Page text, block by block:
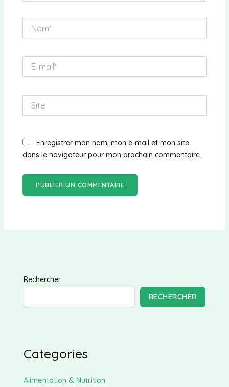
mail*
Enregistrer mon nom, mon e-mail et mon site
dans le navigateur pour mon prochain commentaire.
Rechercher
RECHERCHER
Categories
Alimentation & Nutrition